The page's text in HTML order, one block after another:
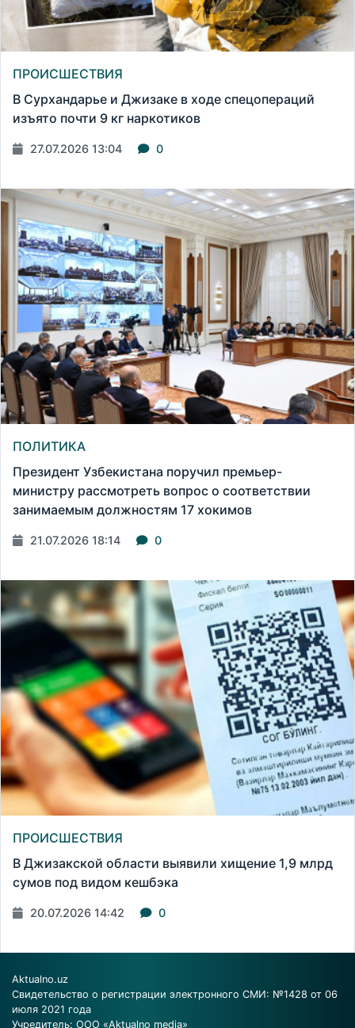
ПРОИСШЕСТВИЯ
В Сурхандарье и Джизаке в ходе спецопераций
изъято почти 9 кг наркотиков
27.07.2026 13:04 0
ПОЛИТИКА
Президент Узбекистана поручил премьер-
министру рассмотреть вопрос о соответствии
занимаемым должностям 17 хокимов
21.07.2026 18:14 0
ПРОИСШЕСТВИЯ
В Джизакской области выявили хищение 1,9 млрд
сумов под видом кешбэка
20.07.2026 14:42 0
Aktualno.uz
Свидетельство о регистрации электронного СМИ: №1428 от 06
июля 2021 года
Учредитель: ООО «Aktualno media»